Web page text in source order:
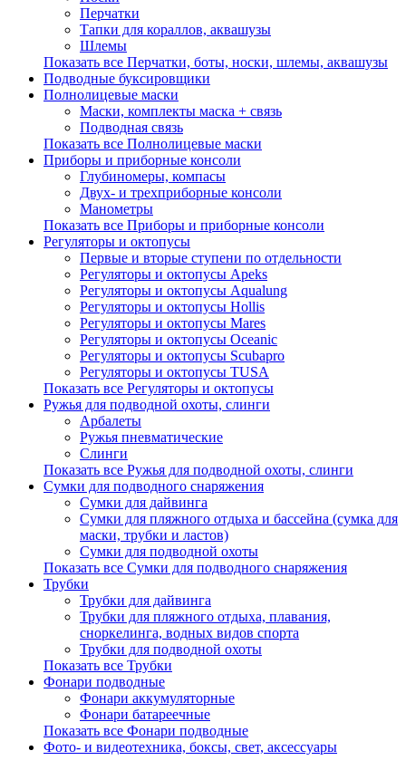
Перчатки
Тапки для кораллов, аквашузы
Шлемы
Показать все Перчатки, боты, носки, шлемы, аквашузы
Подводные буксировщики
Полнолицевые маски
Маски, комплекты маска + связь
Подводная связь
Показать все Полнолицевые маски
Приборы и приборные консоли
Глубиномеры, компасы
Двух- и трехприборные консоли
Манометры
Показать все Приборы и приборные консоли
Регуляторы и октопусы
Первые и вторые ступени по отдельности
Регуляторы и октопусы Apeks
Регуляторы и октопусы Aqualung
Регуляторы и октопусы Hollis
Регуляторы и октопусы Mares
Регуляторы и октопусы Oceanic
Регуляторы и октопусы Scubapro
Регуляторы и октопусы TUSA
Показать все Регуляторы и октопусы
Ружья для подводной охоты, слинги
Арбалеты
Ружья пневматические
Слинги
Показать все Ружья для подводной охоты, слинги
Сумки для подводного снаряжения
Сумки для дайвинга
Сумки для пляжного отдыха и бассейна (сумка для
маски, трубки и ластов)
Сумки для подводной охоты
Показать все Сумки для подводного снаряжения
Трубки
Трубки для дайвинга
Трубки для пляжного отдыха, плавания,
сноркелинга, водных видов спорта
Трубки для подводной охоты
Показать все Трубки
Фонари подводные
Фонари аккумуляторные
Фонари батареечные
Показать все Фонари подводные
Фото- и видеотехника, боксы, свет, аксессуары